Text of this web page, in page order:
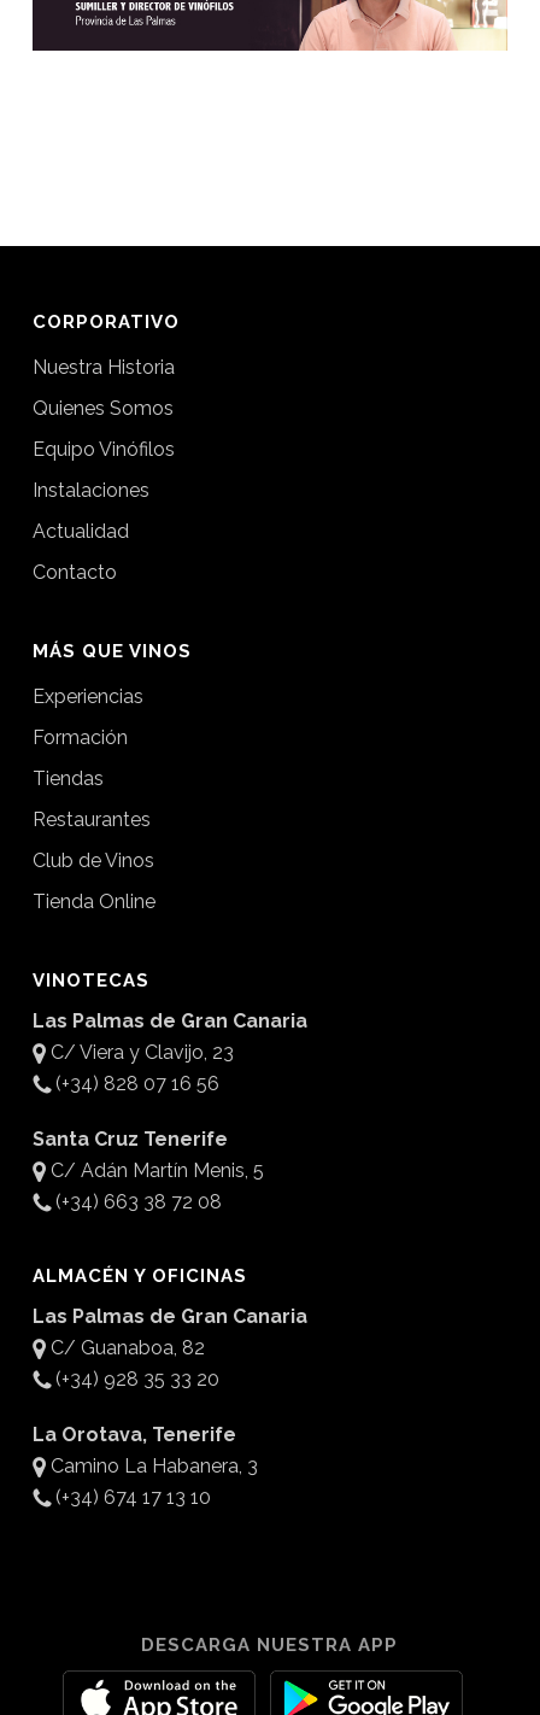
CORPORATIVO
Nuestra Historia
Quienes Somos
Equipo Vinófilos
Instalaciones
Actualidad
Contacto
MÁS QUE VINOS
Experiencias
Formación
Tiendas
Restaurantes
Club de Vinos
Tienda Online
VINOTECAS
Las Palmas de Gran Canaria
C/ Viera y Clavijo, 23
(+34) 828 07 16 56
Santa Cruz Tenerife
C/ Adán Martín Menis, 5
(+34) 663 38 72 08
ALMACÉN Y OFICINAS
Las Palmas de Gran Canaria
C/ Guanaboa, 82
(+34) 928 35 33 20
La Orotava, Tenerife
Camino La Habanera, 3
(+34) 674 17 13 10
DESCARGA NUESTRA APP